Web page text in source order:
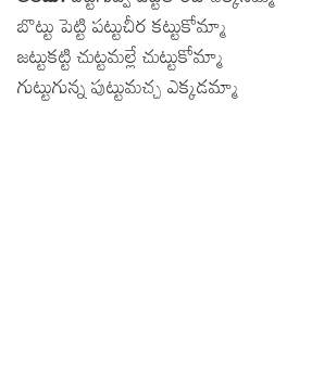
Lyrics in Tamil – Movie Songs
Lyrics in Kannada – Movie Songs
బొట్టు పెట్టి పట్టుచీర కట్టుకోమ్మా
జట్టుకట్టి చుట్టమల్లే చుట్టుకోమ్మా
గుట్టుగున్న పుట్టుమచ్చ ఎక్కడమ్మా